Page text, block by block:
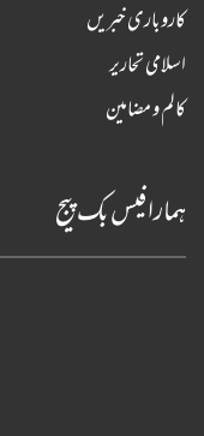
کاروباری خبریں
اسلامی تحاریر
کالم و مضامین
ہمارا فیس بک پیج